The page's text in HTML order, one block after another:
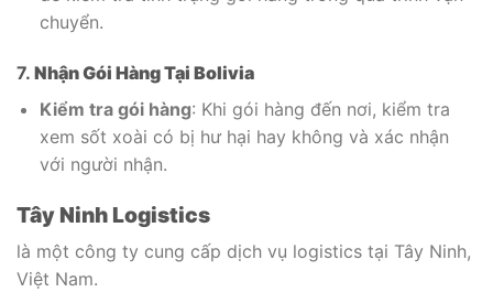
chuyển.
7. Nhận Gói Hàng Tại Bolivia
Kiểm tra gói hàng: Khi gói hàng đến nơi, kiểm tra
xem sốt xoài có bị hư hại hay không và xác nhận
với người nhận.
Tây Ninh Logistics
là một công ty cung cấp dịch vụ logistics tại Tây Ninh,
Việt Nam.